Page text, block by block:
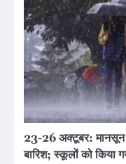
23-26 अक्टूबर: मानसून
बारिश; स्कूलों को किया